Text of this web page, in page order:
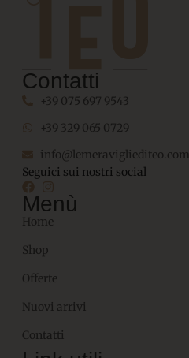
Contatti
+39 075 697 9543
+39 329 065 0729
info@lemeravigliediteo.com
Seguici sui nostri social
Menù
Home
Shop
Offerte
Nuovi arrivi
Contatti